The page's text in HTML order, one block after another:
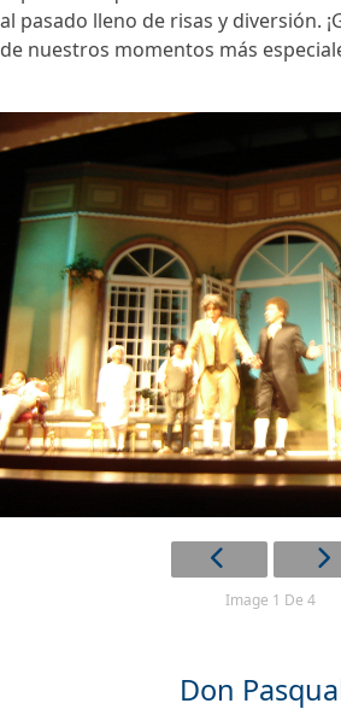
al pasado lleno de risas y diversión.
de nuestros momentos más
Image 1 De 4
Don